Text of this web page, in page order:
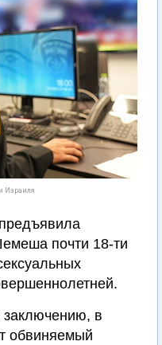
Израиля
почти 18-ти
заключению, в
обвиняемый